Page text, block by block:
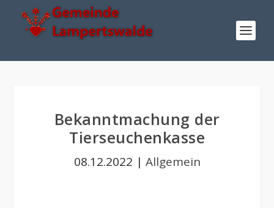
Bekanntmachung der
Tierseuchenkasse
08.12.2022 | Allgemein